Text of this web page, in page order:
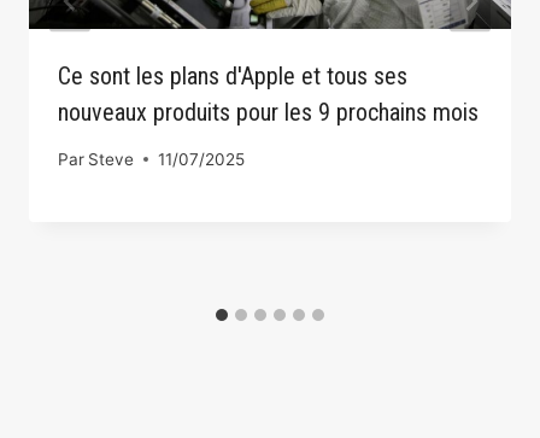
Ce sont les plans d'Apple et tous ses
nouveaux produits pour les 9 prochains mois
Par Steve 11/07/2025